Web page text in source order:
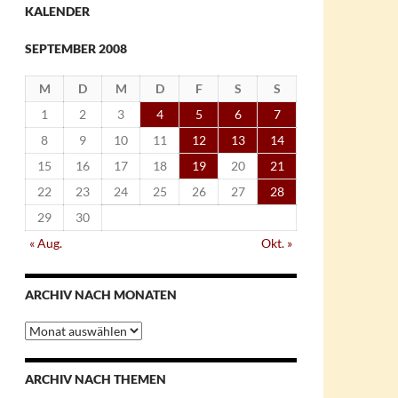
KALENDER
SEPTEMBER 2008
M D M D F S
S
1
2 3 4 5 6
7
8
9 10 11 12 13
14
15
16 17 18 19 20
21
22
23 24 25 26 27
28
29
30
« Aug.
Okt. »
ARCHIV NACH MONATEN
Archiv
nach
Monaten
ARCHIV NACH THEMEN